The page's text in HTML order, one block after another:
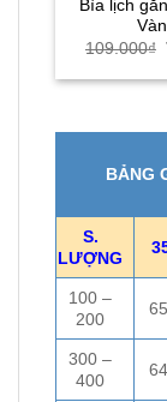
Bìa lịch
109.000₫
BẢNG
S.
LƯỢNG
100 –
200
300 –
400